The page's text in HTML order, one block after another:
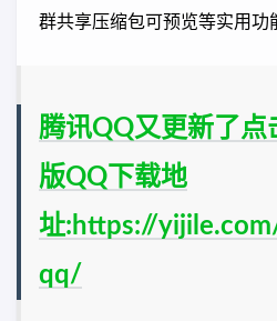
群共享压缩包可预览等实用功
腾讯QQ又更新了点
版QQ下载地
址:https://
qq/